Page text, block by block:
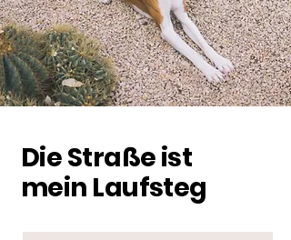
Die Straße ist
mein Laufsteg